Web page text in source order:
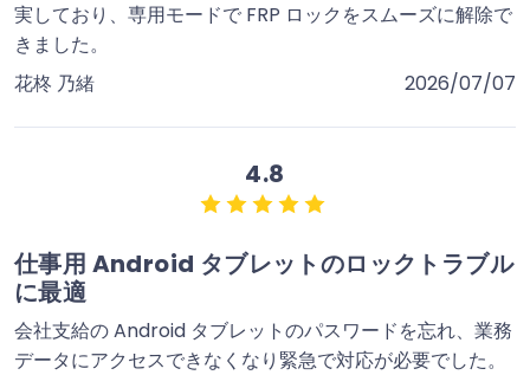
実しており、専用モードで FRP ロックをスムーズに解除で
きました。
花柊 乃緒
2026/07/07
4.8
仕事用 Android タブレットのロックトラブル
に最適
会社支給の Android タブレットのパスワードを忘れ、業務
データにアクセスできなくなり緊急で対応が必要でした。